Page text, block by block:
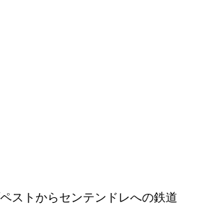
ストからセンテンドレへの鉄道